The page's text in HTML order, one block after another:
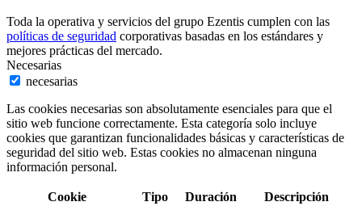
Toda la operativa y servicios del grupo Ezentis cumplen con las
políticas de seguridad corporativas basadas en los estándares y
mejores prácticas del mercado.
Necesarias
necesarias
Las cookies necesarias son absolutamente esenciales para que el
sitio web funcione correctamente. Esta categoría solo incluye
cookies que garantizan funcionalidades básicas y características de
seguridad del sitio web. Estas cookies no almacenan ninguna
información personal.
Cookie Tipo Duración Descripción